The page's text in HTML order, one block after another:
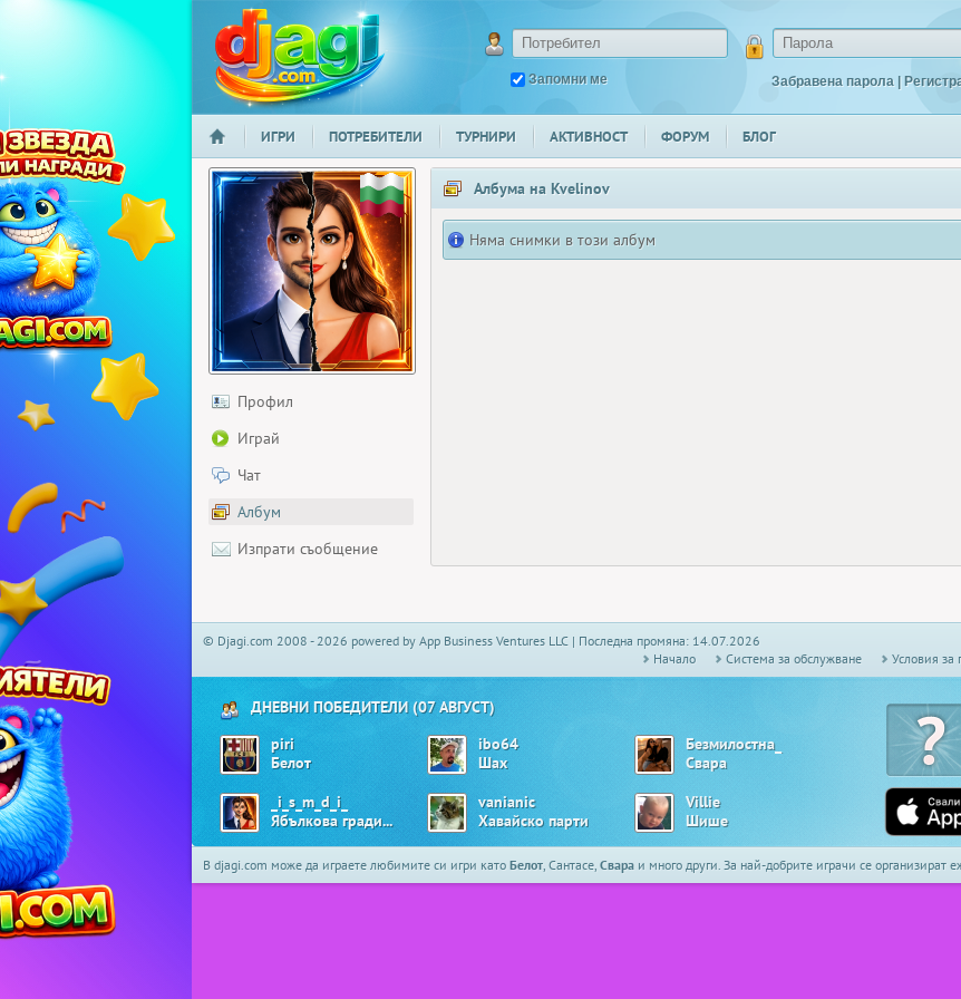
djagi.com
Запомни ме Забравена парола |
НАЧАЛО
ИГРИ ПОТРЕБИТЕЛИ ТУРНИРИ АКТИВНОСТ ФОРУМ БЛОГ
Профил
Играй
Чат
Албум
Изпрати съобщение
Албума на Kvelinov
Няма снимки в този албум
© Djagi.com 2008 - 2026 powered by App Business Ventures LLC | Последна промяна: 14.07.2026
Начало
Системa за обслужване Условия за
ДНЕВНИ ПОБЕДИТЕЛИ (07 АВГУСТ)
piri
Белот
ibo64
Шах
Безмилостна_
Свара
_i_s_m_d_i_
Ябълкова градина
vanianic
Хавайско парти
Villie
Шише
В djagi.com може да играете любимите си игри като Белот, Сантасе, Свара и много други. За най-добрите играчи се организират